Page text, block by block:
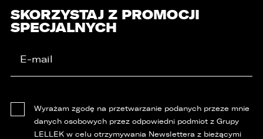
SKORZYSTAJ Z PROMOCJI
SPECJALNYCH
Wyrażam zgodę na przetwarzanie podanych przeze mnie
danych osobowych przez odpowiedni podmiot z Grupy
LELLEK w celu otrzymywania Newslettera z bieżącymi